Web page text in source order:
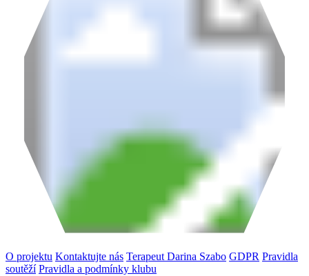
O projektu Kontaktujte nás Terapeut Darina Szabo GDPR Pravidla
soutěží Pravidla a podmínky klubu